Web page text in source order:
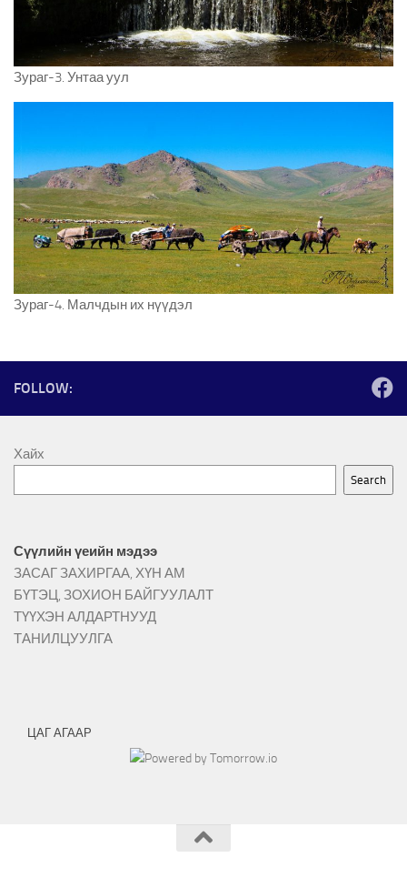
Зураг-3. Унтаа уул
Зураг-4. Малчдын их нүүдэл
FOLLOW:
Хайх
Search
Сүүлийн үеийн мэдээ
ЗАСАГ ЗАХИРГАА, ХҮН АМ
БҮТЭЦ, ЗОХИОН БАЙГУУЛАЛТ
ТҮҮХЭН АЛДАРТНУУД
ТАНИЛЦУУЛГА
ЦАГ АГААР